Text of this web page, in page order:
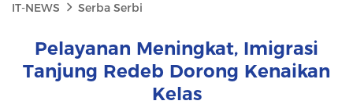
IT-NEWS Serba Serbi
Pelayanan Meningkat, Imigrasi
Tanjung Redeb Dorong Kenaikan
Kelas